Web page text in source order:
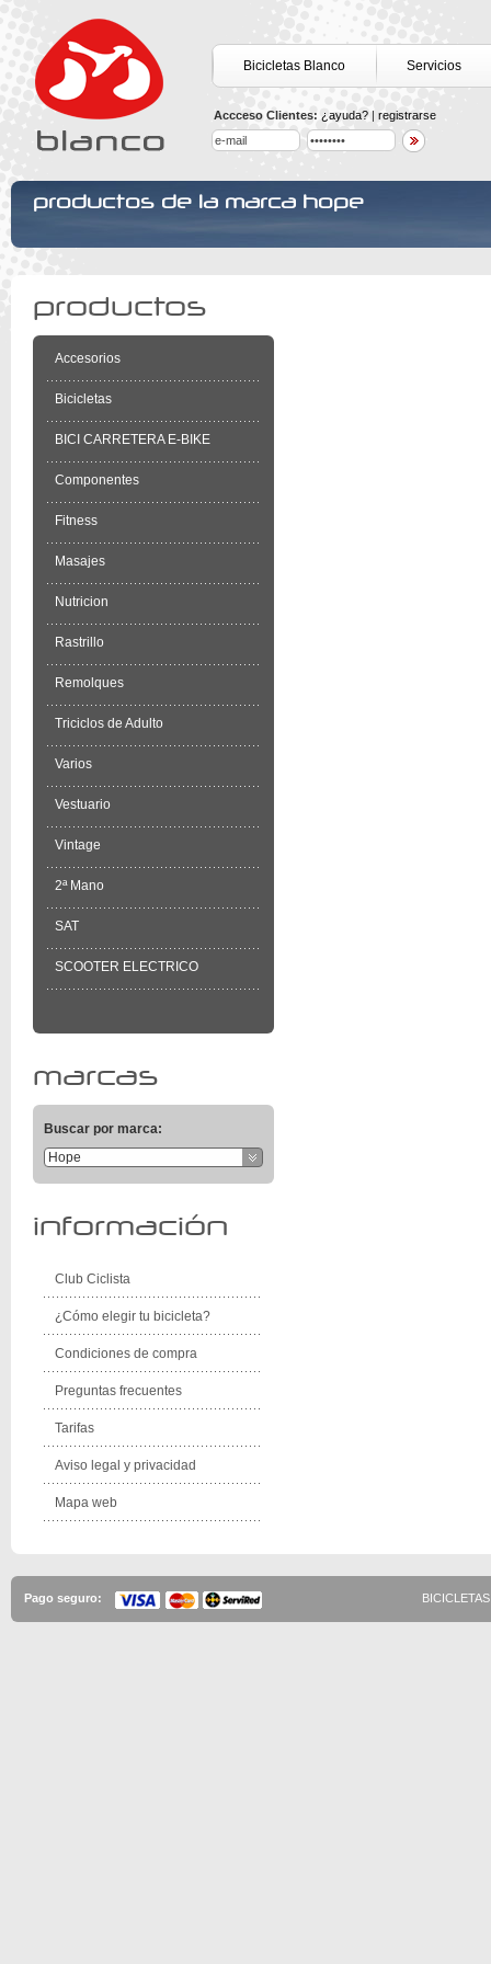
Bicicletas Blanco Servicios
Accceso Clientes: ¿ayuda? | registrarse
productos de la marca hope
productos
Accesorios
Bicicletas
BICI CARRETERA E-BIKE
Componentes
Fitness
Masajes
Nutricion
Rastrillo
Remolques
Triciclos de Adulto
Varios
Vestuario
Vintage
2ª Mano
SAT
SCOOTER ELECTRICO
marcas
Buscar por marca:
Hope
información
Club Ciclista
¿Cómo elegir tu bicicleta?
Condiciones de compra
Preguntas frecuentes
Tarifas
Aviso legal y privacidad
Mapa web
Pago seguro: